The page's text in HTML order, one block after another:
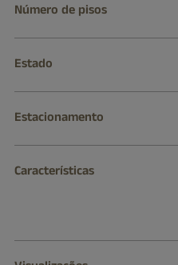
Número de pisos
Estado
Estacionamento
Características